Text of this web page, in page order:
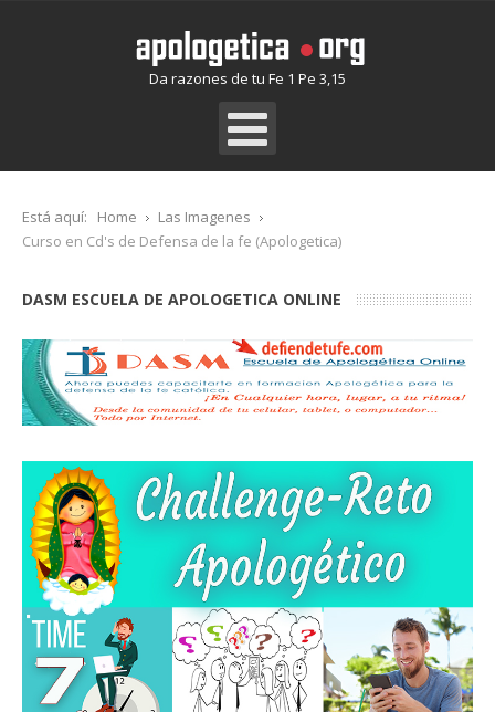
Da razones de tu Fe 1 Pe 3,15
Está aquí: Home
Las Imagenes
Curso en Cd's de Defensa de la fe (Apologetica)
DASM ESCUELA DE APOLOGETICA ONLINE